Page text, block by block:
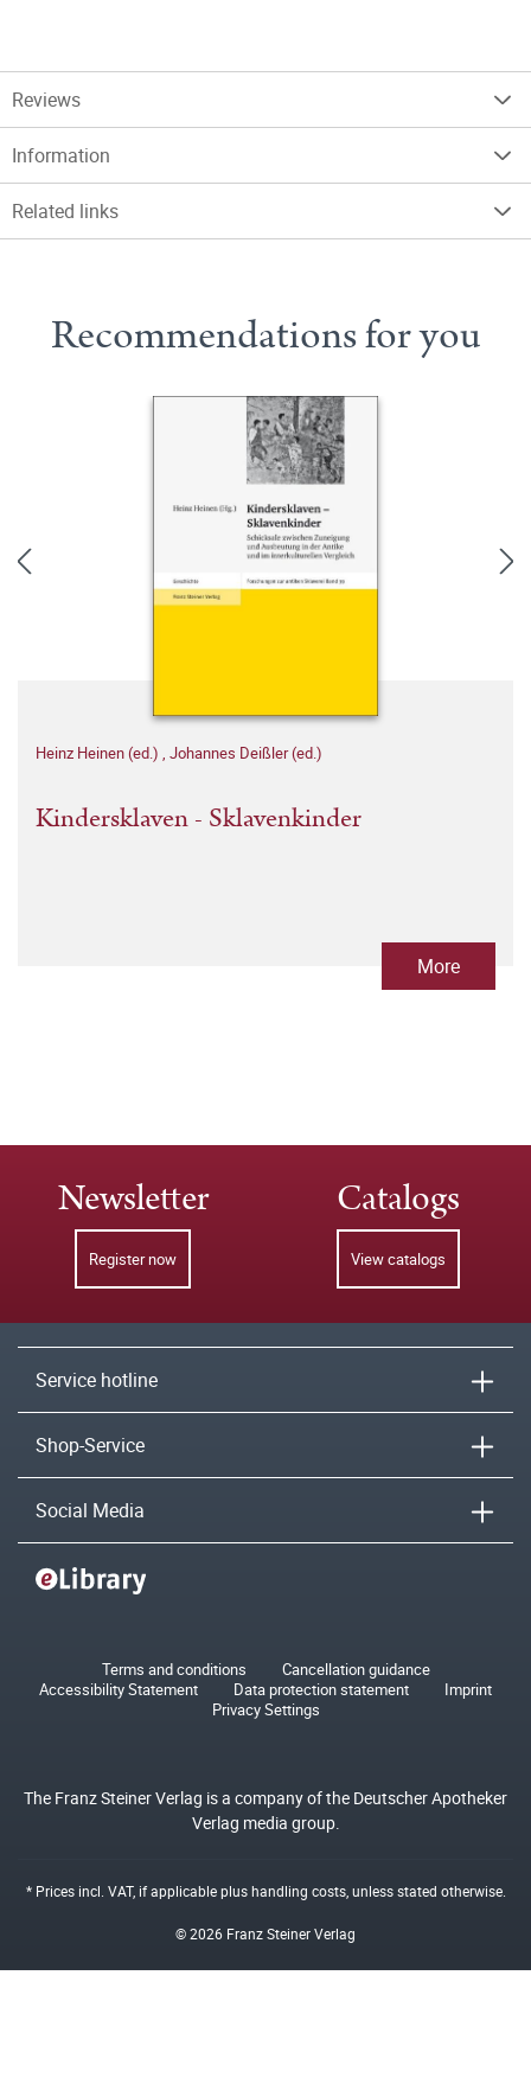
Reviews
Information
Related links
Recommendations for you
Heinz Heinen (ed.) , Johannes Deißler (ed.)
Kindersklaven - Sklavenkinder
More
Newsletter
Register now
Catalogs
View catalogs
Service hotline
Shop-Service
Social Media
Terms and conditions
Cancellation guidance
Accessibility Statement
Data protection statement
Imprint
Privacy Settings
The Franz Steiner Verlag is a company of the Deutscher Apotheker
Verlag media group.
* Prices incl. VAT, if applicable plushandling costs, unless stated otherwise.
© 2026 Franz Steiner Verlag